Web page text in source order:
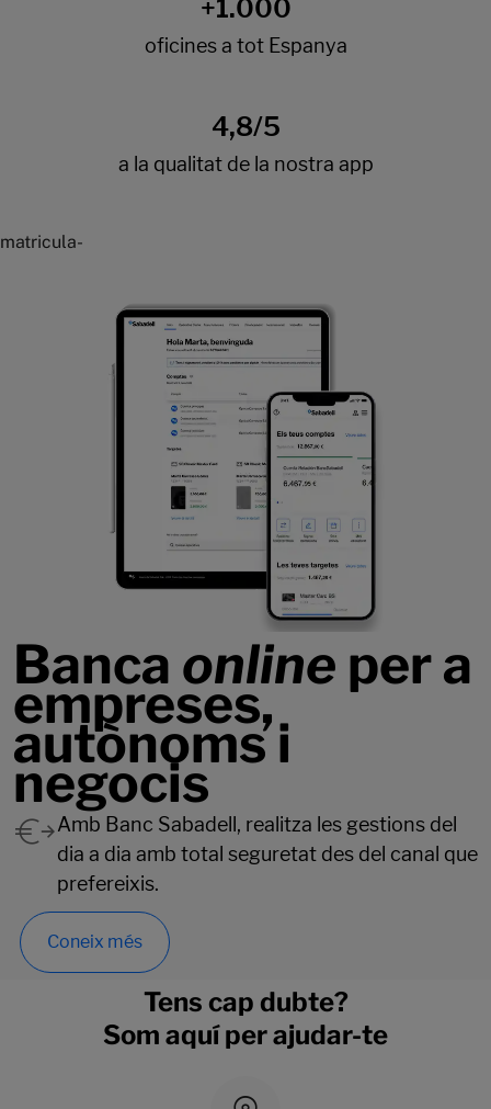
matricula-
Banca online per a
empreses,
autònoms i
negocis
Amb Banc Sabadell, realitza les gestions del
dia a dia amb total seguretat des del canal que
prefereixis.
Coneix més
Tens cap dubte?
Som aquí per ajudar-te